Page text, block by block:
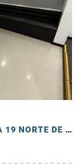
EN VENTA LOCAL UBICADO EN AVENIDA 19 NORTE DE ARMENIA